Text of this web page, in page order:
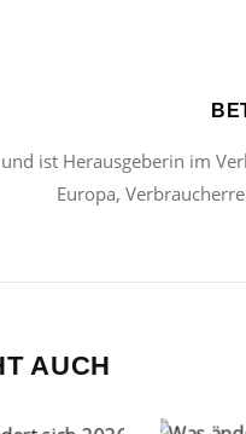
ist Herausgeberin im
Europa,
AUCH